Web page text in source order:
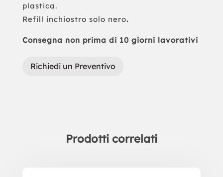
plastica.
Refill inchiostro solo nero.
Consegna non prima di 10 giorni lavorativi
Richiedi un Preventivo
Prodotti correlati